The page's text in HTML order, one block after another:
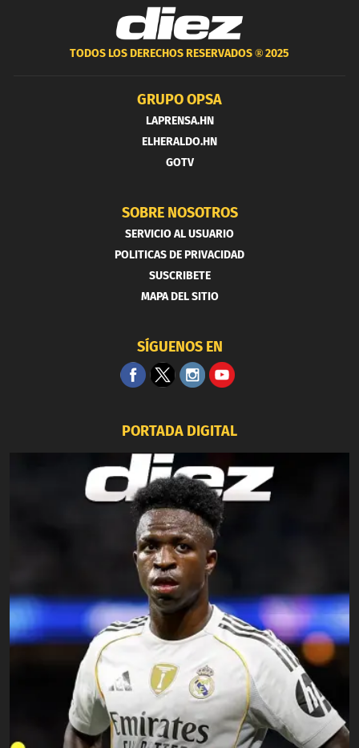
TODOS LOS DERECHOS RESERVADOS ®2025
GRUPO OPSA
LAPRENSA.HN
ELHERALDO.HN
GOTV
SOBRE NOSOTROS
SERVICIO AL USUARIO
POLITICAS DE PRIVACIDAD
SUSCRIBETE
MAPA DEL SITIO
SÍGUENOS EN
PORTADA DIGITAL